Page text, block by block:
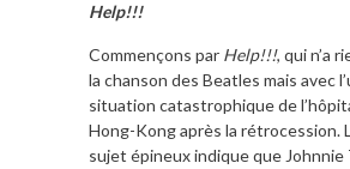
Help!!!
Commençons par Help!!!, qui n’a
la chanson des Beatles mais avec
situation catastrophique de
Hong-Kong après la rétrocession.
sujet épineux indique que Johnnie